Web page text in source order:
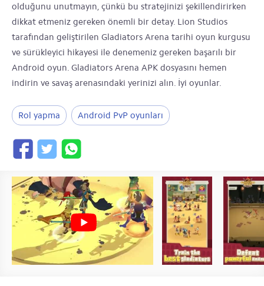
olduğunu unutmayın, çünkü bu stratejinizi şekillendirirken
dikkat etmeniz gereken önemli bir detay. Lion Studios
tarafından geliştirilen Gladiators Arena tarihi oyun kurgusu
ve sürükleyici hikayesi ile denemeniz gereken başarılı bir
Android oyun. Gladiators Arena APK dosyasını hemen
indirin ve savaş arenasındaki yerinizi alın. İyi oyunlar.
Rol yapma Android PvP oyunları